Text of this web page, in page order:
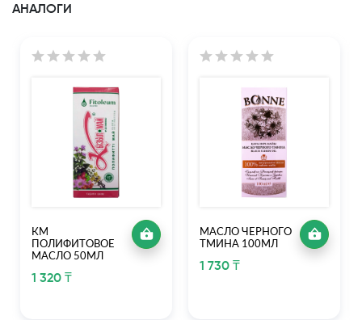
АНАЛОГИ
КМ
ПОЛИФИТОВОЕ
МАСЛО 50МЛ
1 320 ₸
МАСЛО ЧЕРНОГО
ТМИНА 100МЛ
1 730 ₸